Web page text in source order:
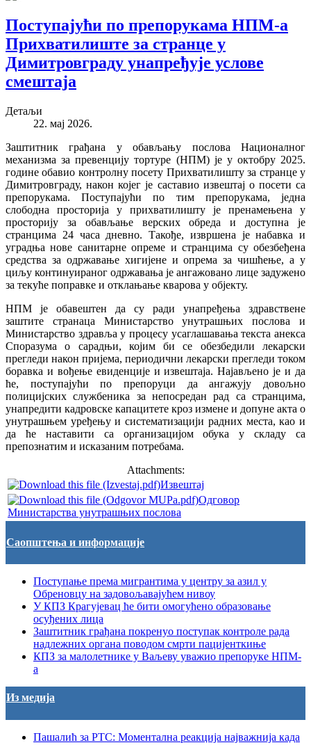
Поступајући по препорукама НПМ-а
Прихватилиште за странце у
Димитровграду унапређује услове
смештаја
Детаљи
22. мај 2026.
Заштитник грађана у обављању послова Националног
механизма за превенцију тортуре (НПМ) је у октобру 2025.
године обавио контролну посету Прихватилишту за странце у
Димитровграду, након којег је саставио извештај о посети са
препорукама. Поступајући по тим препорукама, једна
слободна просторија у прихватилишту је пренамењена у
просторију за обављање верских обреда и доступна је
странцима 24 часа дневно. Такође, извршена је набавка и
уградња нове санитарне опреме и странцима су обезбеђена
средства за одржавање хигијене и опрема за чишћење, а у
циљу континуираног одржавања је ангажовано лице задужено
за текуће поправке и отклањање кварова у објекту.
НПМ је обавештен да су ради унапређења здравствене
заштите странаца Министарство унутрашњих послова и
Министарство здравља у процесу усаглашавања текста анекса
Споразума о сарадњи, којим би се обезбедили лекарски
прегледи након пријема, периодични лекарски прегледи током
боравка и вођење евиденције и извештаја. Најављено је и да
ће, поступајући по препоруци да ангажују довољно
полицијских службеника за непосредан рад са странцима,
унапредити кадровске капацитете кроз измене и допуне акта о
унутрашњем уређењу и систематизацији радних места, као и
да ће наставити са организацијом обука у складу са
препознатим и исказаним потребама.
Attachments:
Извештај
Одговор
Министарства унутрашњих послова
Саопштења и информације
Поступање према мигрантима у центру за азил у
Обреновцу на задовољавајућем нивоу
У КПЗ Крагујевац ће бити омогућено образовање
осуђених лица
Заштитник грађана покренуо поступак контроле рада
надлежних органа поводом смрти пацијенткиње
КПЗ за малолетнике у Ваљеву уважио препоруке НПМ-
а
Из медија
Пашалић за РТС: Моментална реакција најважнија када